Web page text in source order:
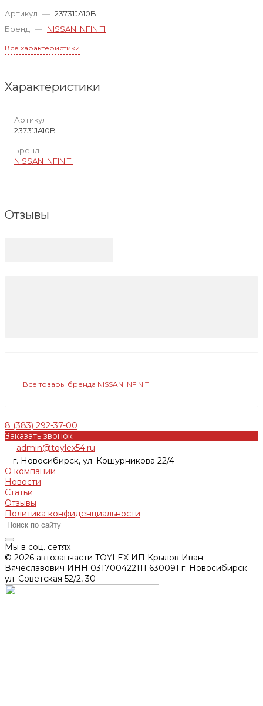
Артикул — 23731JA10B
Бренд — NISSAN INFINITI
Все характеристики
Характеристики
Артикул
23731JA10B
Бренд
NISSAN INFINITI
Отзывы
Все товары бренда NISSAN INFINITI
8 (383) 292-37-00
Заказать звонок
admin@toylex54.ru
г. Новосибирск, ул. Кошурникова 22/4
О компании
Новости
Статьи
Отзывы
Политика конфиденциальности
Мы в соц. сетях
© 2026 автозапчасти TOYLEX ИП Крылов Иван
Вячеславович ИНН 031700422111 630091 г. Новосибирск
ул. Советская 52/2, 30